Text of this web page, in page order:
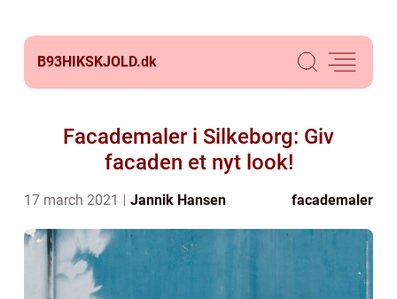
B93HIKSKJOLD.dk
Facademaler i Silkeborg: Giv
facaden et nyt look!
17 march 2021 Jannik Hansen facademaler